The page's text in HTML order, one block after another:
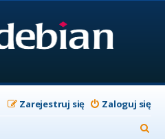
Zaloguj się
Zarejestruj się